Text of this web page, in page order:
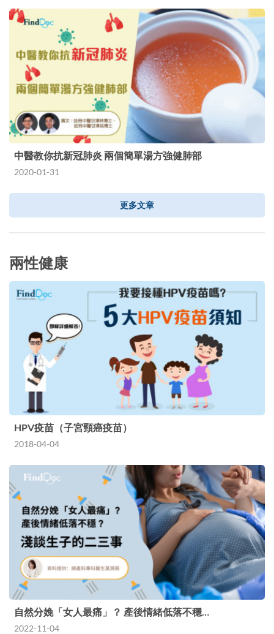
中醫教你抗新冠肺炎 兩個簡單湯方強健肺部
2020-01-31
更多文章
兩性健康
HPV疫苗（子宮頸癌疫苗）
2018-04-04
自然分娩「女人最痛」？ 產後情緒低落不穩…
2022-11-04